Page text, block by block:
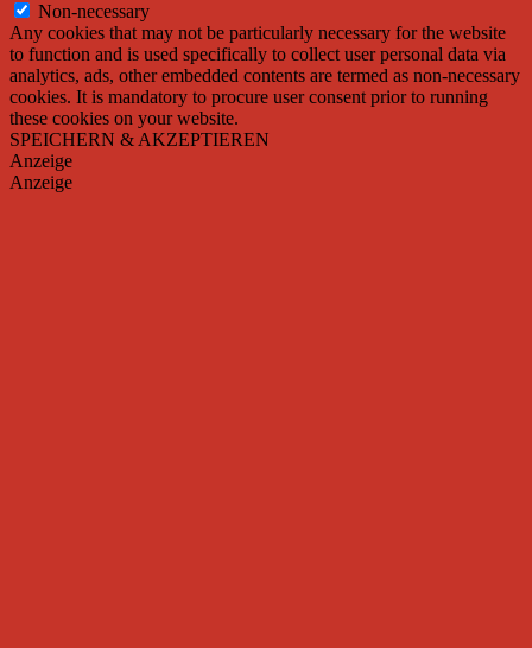
Non-necessary
Any cookies that may not be particularly necessary for the website
to function and is used specifically to collect user personal data via
analytics, ads, other embedded contents are termed as non-necessary
cookies. It is mandatory to procure user consent prior to running
these cookies on your website.
SPEICHERN & AKZEPTIEREN
Anzeige
Anzeige